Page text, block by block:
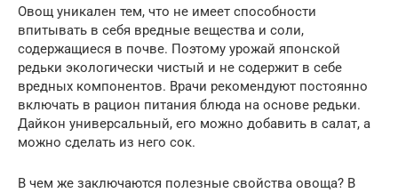
Овощ уникален тем, что не имеет способности
впитывать в себя вредные вещества и соли,
содержащиеся в почве. Поэтому урожай японской
редьки экологически чистый и не содержит в себе
вредных компонентов. Врачи рекомендуют постоянно
включать в рацион питания блюда на основе редьки.
Дайкон универсальный, его можно добавить в салат, а
можно сделать из него сок.
В чем же заключаются полезные свойства овоща? В